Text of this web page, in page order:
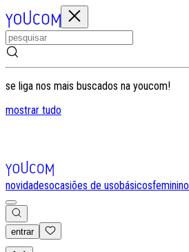
se liga nos mais buscados na youcom!
mostrar tudo
novidadesocasiões de usobásicosfeminino
entrar